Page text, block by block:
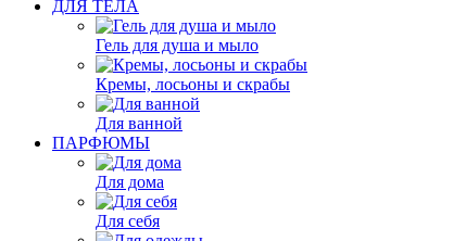
ДЛЯ ТЕЛА
Гель для душа и мыло
Кремы, лосьоны и скрабы
Для ванной
ПАРФЮМЫ
Для дома
Для себя